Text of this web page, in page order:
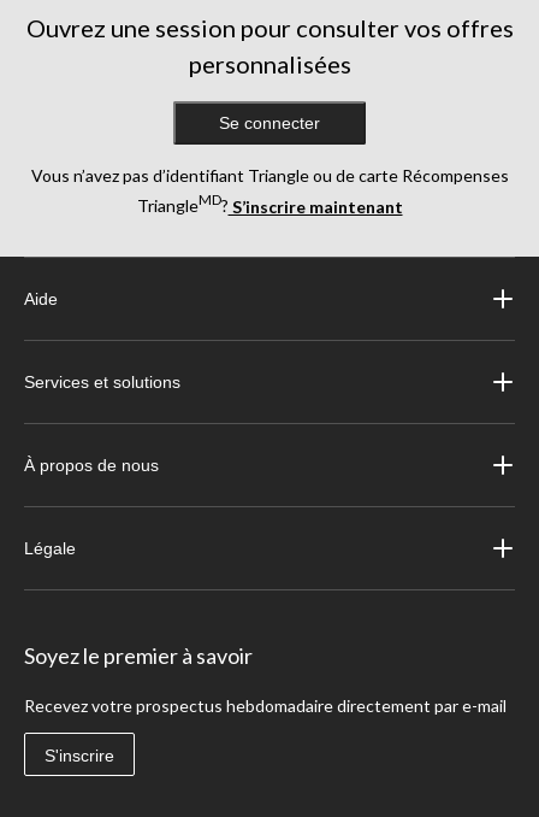
Ouvrez une session pour consulter vos offres
personnalisées
Se connecter
Vous n’avez pas d’identifiant Triangle ou de carte Récompenses
TriangleMD? S’inscrire maintenant
Aide
Services et solutions
À propos de nous
Légale
Soyez le premier à savoir
Recevez votre prospectus hebdomadaire directement par e-mail
S'inscrire